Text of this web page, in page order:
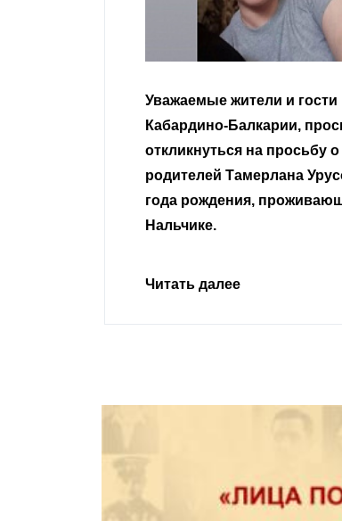
Уважаемые земляки и все
неравнодушные граждане.
Читать далее